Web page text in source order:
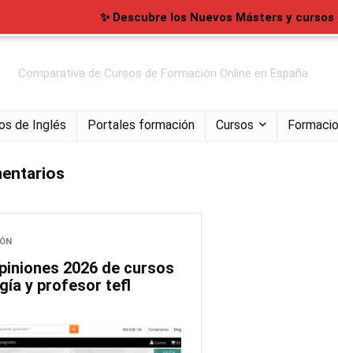
Comparativa de Cursos de Formación Online en España
de Inglés Portales formación Cursos
2026 de cursos
y profesor tefl
✨ Descubre los Nuevos Másters y cursos